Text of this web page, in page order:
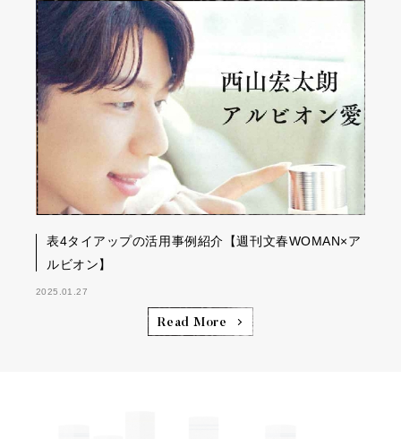
表4タイアップの活用事例紹介【週刊文春WOMAN×ア
ルビオン】
2025.01.27
Read More